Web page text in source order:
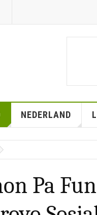
NEDERLAND
Pa